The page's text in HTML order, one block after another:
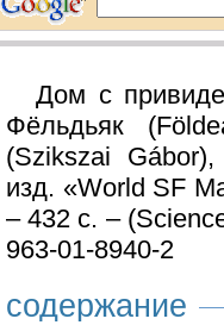
Дом с
Фёльдьяк
(Szikszai
изд. «World SF
– 432 с. –
963-01-8940-2
содержание